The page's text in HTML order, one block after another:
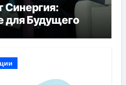
Синергия:
для Будущего